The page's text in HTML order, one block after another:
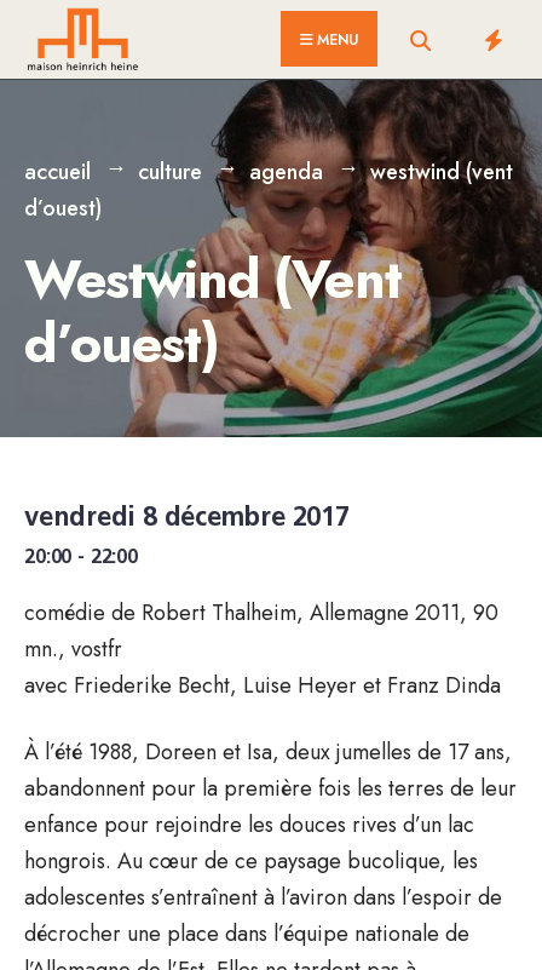
MENU
accueil culture agenda
westwind (vent
d’ouest)
Westwind (Vent
d’ouest)
vendredi 8 décembre 2017
20:00 - 22:00
comédie de Robert Thalheim, Allemagne 2011, 90
mn., vostfr
avec Friederike Becht, Luise Heyer et Franz Dinda
À l’été 1988, Doreen et Isa, deux jumelles de 17 ans,
abandonnent pour la première fois les terres de leur
enfance pour rejoindre les douces rives d’un lac
hongrois. Au cœur de ce paysage bucolique, les
adolescentes s’entraînent à l’aviron dans l’espoir de
décrocher une place dans l’équipe nationale de